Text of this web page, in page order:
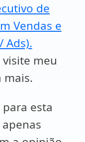
de
Vendas e
Ads).
meu
mais.
esta